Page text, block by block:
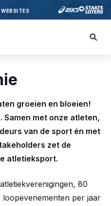
WEBSITES
groeien en bloeien!
Samen met onze atleten,
van de sport én met
zet de
atletieksport.
80
per jaar